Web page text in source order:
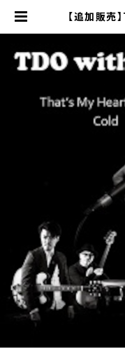
【追加販